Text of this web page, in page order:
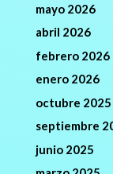
mayo 2026
abril 2026
febrero 2026
enero 2026
octubre 2025
septiembre
junio 2025